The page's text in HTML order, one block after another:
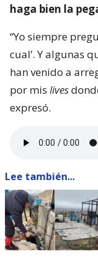
haga bien la
“Yo siempre
cual’. Y algunas
han venido a
por mis lives
expresó.
Lee también...